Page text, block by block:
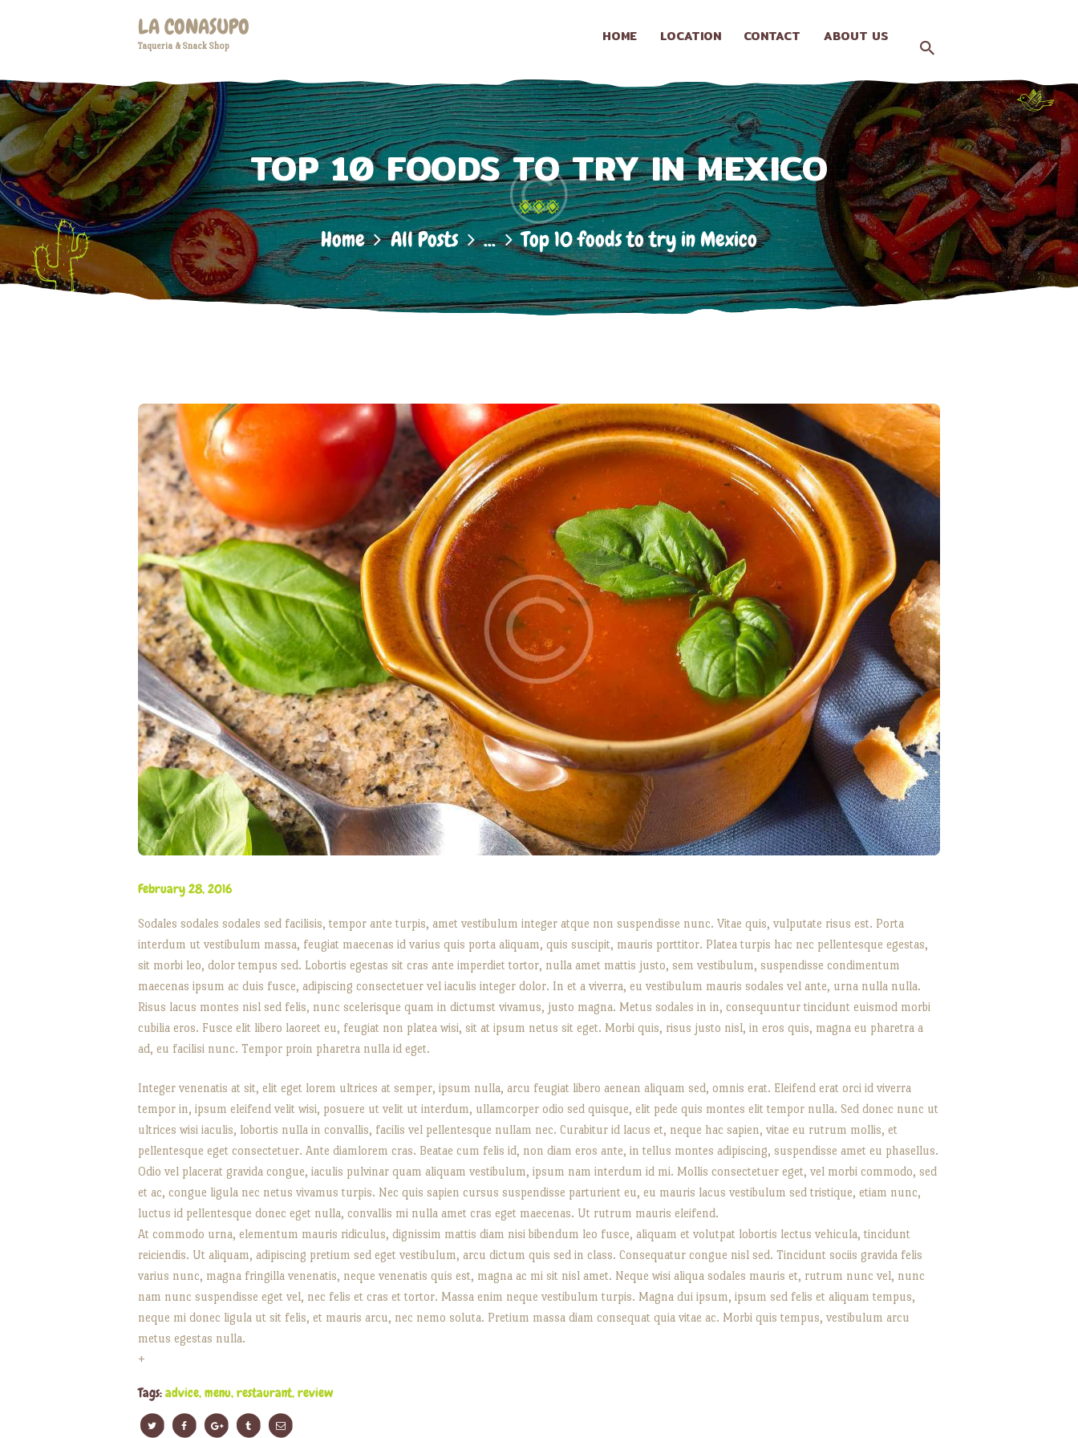
LA CONASUPO
Taqueria & Snack Shop
HOME LOCATION CONTACT ABOUT US
TOP 10 FOODS TO TRY IN MEXICO
Home All Posts ... Top 10 foods to try in Mexico
Taqueria & Snack Shop
LOCATION
CONTACT
ABOUT US
February 28, 2016
Sodales sodales sodales sed facilisis, tempor ante turpis, amet vestibulum integer atque non suspendisse nunc. Vitae quis, vulputate risus est. Porta
interdum ut vestibulum massa, feugiat maecenas id varius quis porta aliquam, quis suscipit, mauris porttitor. Platea turpis hac nec pellentesque egestas,
sit morbi leo, dolor tempus sed. Lobortis egestas sit cras ante imperdiet tortor, nulla amet mattis justo, sem vestibulum, suspendisse condimentum
maecenas ipsum ac duis fusce, adipiscing consectetuer vel iaculis integer dolor. In et a viverra, eu vestibulum mauris sodales vel ante, urna nulla nulla.
Risus lacus montes nisl sed felis, nunc scelerisque quam in dictumst vivamus, justo magna. Metus sodales in in, consequuntur tincidunt euismod morbi
cubilia eros. Fusce elit libero laoreet eu, feugiat non platea wisi, sit at ipsum netus sit eget. Morbi quis, risus justo nisl, in eros quis, magna eu pharetra a
ad, eu facilisi nunc. Tempor proin pharetra nulla id eget.
Integer venenatis at sit, elit eget lorem ultrices at semper, ipsum nulla, arcu feugiat libero aenean aliquam sed, omnis erat. Eleifend erat orci id viverra
tempor in, ipsum eleifend velit wisi, posuere ut velit ut interdum, ullamcorper odio sed quisque, elit pede quis montes elit tempor nulla. Sed donec nunc ut
ultrices wisi iaculis, lobortis nulla in convallis, facilis vel pellentesque nullam nec. Curabitur id lacus et, neque hac sapien, vitae eu rutrum mollis, et
pellentesque eget consectetuer. Ante diamlorem cras. Beatae cum felis id, non diam eros ante, in tellus montes adipiscing, suspendisse amet eu phasellus.
Odio vel placerat gravida congue, iaculis pulvinar quam aliquam vestibulum, ipsum nam interdum id mi. Mollis consectetuer eget, vel morbi commodo, sed
et ac, congue ligula nec netus vivamus turpis. Nec quis sapien cursus suspendisse parturient eu, eu mauris lacus vestibulum sed tristique, etiam nunc,
luctus id pellentesque donec eget nulla, convallis mi nulla amet cras eget maecenas. Ut rutrum mauris eleifend.
At commodo urna, elementum mauris ridiculus, dignissim mattis diam nisi bibendum leo fusce, aliquam et volutpat lobortis lectus vehicula, tincidunt
reiciendis. Ut aliquam, adipiscing pretium sed eget vestibulum, arcu dictum quis sed in class. Consequatur congue nisl sed. Tincidunt sociis gravida felis
varius nunc, magna fringilla venenatis, neque venenatis quis est, magna ac mi sit nisl amet. Neque wisi aliqua sodales mauris et, rutrum nunc vel, nunc
nam nunc suspendisse eget vel, nec felis et cras et tortor. Massa enim neque vestibulum turpis. Magna dui ipsum, ipsum sed felis et aliquam tempus,
neque mi donec ligula ut sit felis, et mauris arcu, nec nemo soluta. Pretium massa diam consequat quia vitae ac. Morbi quis tempus, vestibulum arcu
metus egestas nulla.
+
Tags:advice,menu,restaurant,review